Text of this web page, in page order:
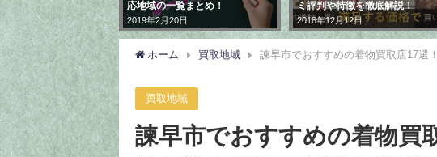
口コミ評判を徹底解
ポート付き】
日
応地域の一覧まとめ！
2019年2月20日
ミ評判や特徴を徹底解説！
2018年12月12日
ホーム 買取地域 諫早市でおすすめの着物買取店17選
買取地域
諫早市でおすすめの着物買